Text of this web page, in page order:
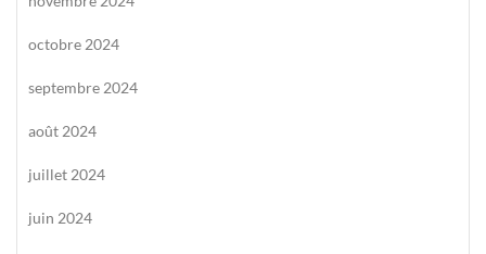
octobre 2024
septembre 2024
août 2024
juillet 2024
juin 2024